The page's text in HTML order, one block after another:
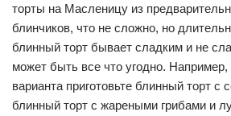
торты на Масленицу из
блинчиков, что не сложно, но
блинный торт бывает сладким и не
может быть все что угодно. Например,
варианта приготовьте блинный торт с
блинный торт с жареными грибами и